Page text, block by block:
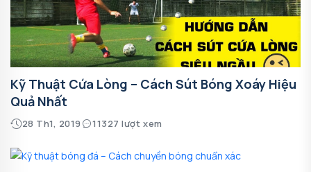
Kỹ Thuật Cứa Lòng – Cách Sút Bóng Xoáy Hiệu
Quả Nhất
28 Th1, 2019 11327 lượt xem